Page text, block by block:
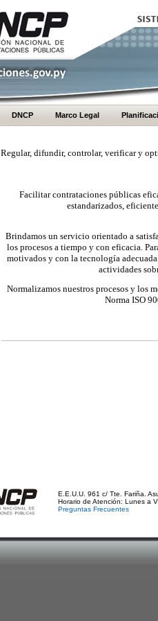
DNCP Marco Legal
Regular, difundir, controlar, verificar y
Facilitar contrataciones públicas
estandarizados,
Brindamos un servicio orientado a
los procesos a tiempo y con eficacia.
motivados y con la tecnología
actividades
Normalizamos nuestros procesos y los
Norma ISO
E.E.U.U. 961 c/ Tte. Fariña.
Horario de Atención: Lunes a
Preguntas Frecuentes